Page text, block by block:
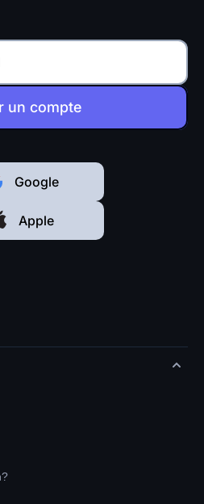
un compte
Google
Apple